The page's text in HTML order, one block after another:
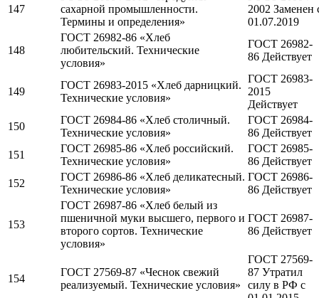
147
сахарной промышленности.
Термины и определения»
2002 Заменен
01.07.2019
148
ГОСТ 26982-86 «Хлеб
любительский. Технические
условия»
ГОСТ 26982-
86 Действует
149
ГОСТ 26983-2015 «Хлеб дарницкий.
Технические условия»
ГОСТ 26983-
2015
Действует
150
ГОСТ 26984-86 «Хлеб столичный.
Технические условия»
ГОСТ 26984-
86 Действует
151
ГОСТ 26985-86 «Хлеб российский.
Технические условия»
ГОСТ 26985-
86 Действует
152
ГОСТ 26986-86 «Хлеб деликатесный.
Технические условия»
ГОСТ 26986-
86 Действует
153
ГОСТ 26987-86 «Хлеб белый из
пшеничной муки высшего, первого и
второго сортов. Технические
условия»
ГОСТ 26987-
86 Действует
154
ГОСТ 27569-87 «Чеснок свежий
реализуемый. Технические условия»
ГОСТ 27569-
87 Утратил
силу в РФ c